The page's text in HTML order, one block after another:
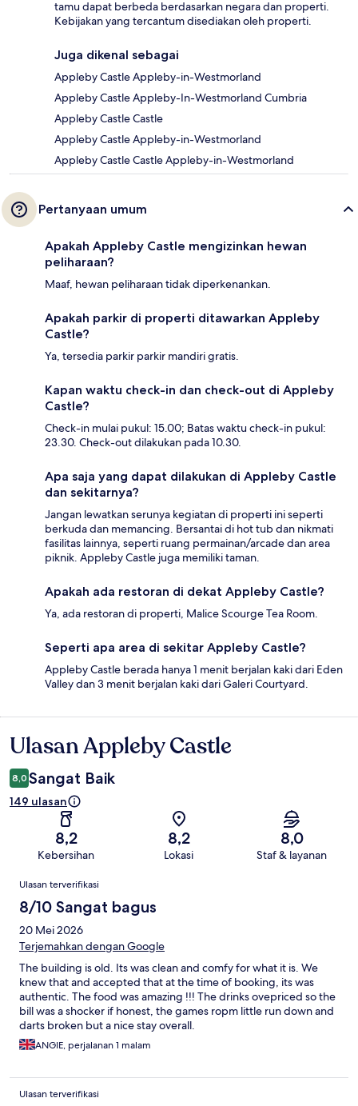
tamu dapat berbeda berdasarkan negara dan properti.
Kebijakan yang tercantum disediakan oleh properti.
Juga dikenal sebagai
Appleby Castle Appleby-in-Westmorland
Appleby Castle Appleby-In-Westmorland Cumbria
Appleby Castle Castle
Appleby Castle Appleby-in-Westmorland
Appleby Castle Castle Appleby-in-Westmorland
Pertanyaan umum
Apakah Appleby Castle mengizinkan hewan
peliharaan?
Maaf, hewan peliharaan tidak diperkenankan.
Apakah parkir di properti ditawarkan Appleby
Castle?
Ya, tersedia parkir parkir mandiri gratis.
Kapan waktu check-in dan check-out di Appleby
Castle?
Check-in mulai pukul: 15.00; Batas waktu check-in pukul:
23.30. Check-out dilakukan pada 10.30.
Apa saja yang dapat dilakukan di Appleby Castle
dan sekitarnya?
Jangan lewatkan serunya kegiatan di properti ini seperti
berkuda dan memancing. Bersantai di hot tub dan nikmati
fasilitas lainnya, seperti ruang permainan/arcade dan area
piknik. Appleby Castle juga memiliki taman.
Apakah ada restoran di dekat Appleby Castle?
Ya, ada restoran di properti, Malice Scourge Tea Room.
Seperti apa area di sekitar Appleby Castle?
Appleby Castle berada hanya 1 menit berjalan kaki dari Eden
Valley dan 3 menit berjalan kaki dari Galeri Courtyard.
Ulasan
Ulasan Appleby Castle
8,0 Sangat Baik
149 ulasan
8,2
Kebersihan
8,2
Lokasi
8,0
Staf & layanan
Ulasan
Ulasan terverifikasi
8/10 Sangat bagus
20 Mei 2026
Terjemahkan dengan Google
The building is old. Its was clean and comfy for what it is. We
knew that and accepted that at the time of booking, its was
authentic. The food was amazing !!! The drinks ovepriced so the
bill was a shocker if honest, the games ropm little run down and
darts broken but a nice stay overall.
ANGIE, perjalanan 1 malam
Ulasan terverifikasi